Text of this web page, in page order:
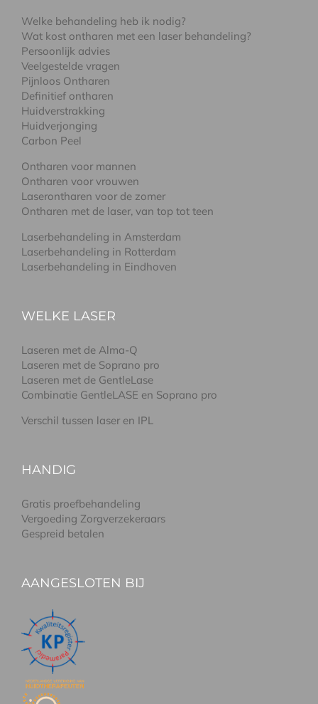
Welke behandeling heb ik nodig?
Wat kost ontharen met een laser behandeling?
Persoonlijk advies
Veelgestelde vragen
Pijnloos Ontharen
Definitief ontharen
Huidverstrakking
Huidverjonging
Carbon Peel
Ontharen voor mannen
Ontharen voor vrouwen
Laserontharen voor de zomer
Ontharen met de laser, van top tot teen
Laserbehandeling in Amsterdam
Laserbehandeling in Rotterdam
Laserbehandeling in Eindhoven
WELKE LASER
Laseren met de Alma-Q
Laseren met de Soprano pro
Laseren met de GentleLase
Combinatie GentleLASE en Soprano pro
Verschil tussen laser en IPL
HANDIG
Gratis proefbehandeling
Vergoeding Zorgverzekeraars
Gespreid betalen
AANGESLOTEN BIJ